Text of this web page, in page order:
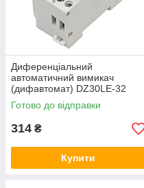
Диференціальний
автоматичний вимикач
(дифавтомат) DZ30LE-32
С25
Готово до відправки
314 ₴
Купити